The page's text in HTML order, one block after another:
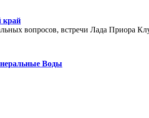
край
вопросов, встречи Лада Приора
Воды